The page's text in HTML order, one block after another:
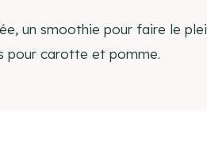
un smoothie pour faire le
pour carotte et pomme.